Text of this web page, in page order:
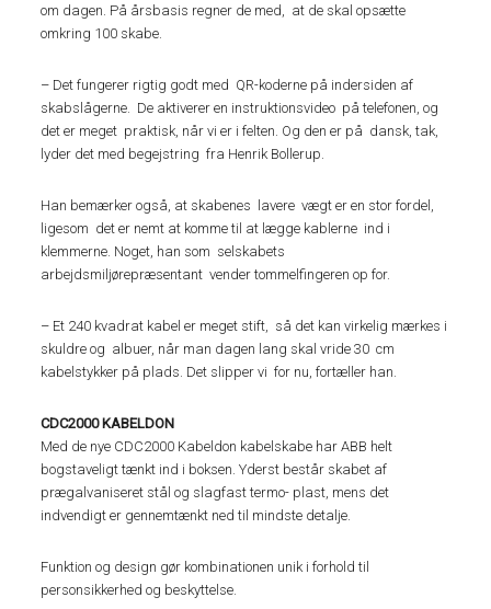
om dagen. På årsbasis regner de med, at de skal opsætte
omkring 100 skabe.
– Det fungerer rigtig godt med QR-koderne på indersiden af
skabslågerne. De aktiverer en instruktionsvideo på telefonen, og
det er meget praktisk, når vi er i felten. Og den er på dansk, tak,
lyder det med begejstring fra Henrik Bollerup.
Han bemærker også, at skabenes lavere vægt er en stor fordel,
ligesom det er nemt at komme til at lægge kablerne ind i
klemmerne. Noget, han som selskabets
arbejdsmiljørepræsentant vender tommelfingeren op for.
– Et 240 kvadrat kabel er meget stift, så det kan virkelig mærkes i
skuldre og albuer, når man dagen lang skal vride 30 cm
kabelstykker på plads. Det slipper vi for nu, fortæller han.
CDC2000 KABELDON
Med de nye CDC2000 Kabeldon kabelskabe har ABB helt
bogstaveligt tænkt ind i boksen. Yderst består skabet af
prægalvaniseret stål og slagfast termo- plast, mens det
indvendigt er gennemtænkt ned til mindste detalje.
Funktion og design gør kombinationen unik i forhold til
personsikkerhed og beskyttelse.